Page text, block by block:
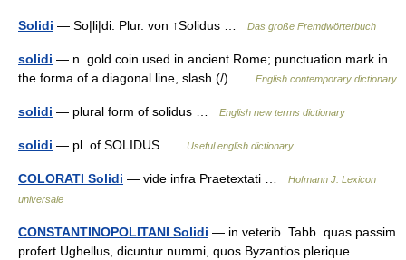
Solidi — So|li|di: Plur. von ↑Solidus … Das große Fremdwörterbuch
solidi — n. gold coin used in ancient Rome; punctuation mark in
the forma of a diagonal line, slash (/) …
English contemporary dictionary
solidi — plural form of solidus … English new terms dictionary
solidi — pl. of SOLIDUS … Useful english dictionary
COLORATI Solidi — vide infra Praetextati …
Hofmann J. Lexicon
universale
CONSTANTINOPOLITANI Solidi — in veterib. Tabb. quas passim
profert Ughellus, dicuntur nummi, quos Byzantios plerique